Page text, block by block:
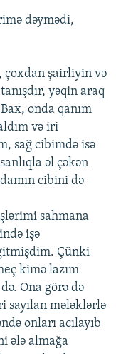
dəymədi,
çoxdan şairliyin və
yəqin araq
onda qanım
və iri
sağ cibimdə isə
əl çəkən
cibini də
sahmana
işə
Çünki
kimə lazım
Ona görə də
sayılan mələklərlə
onları acılayıb
ələ almağa